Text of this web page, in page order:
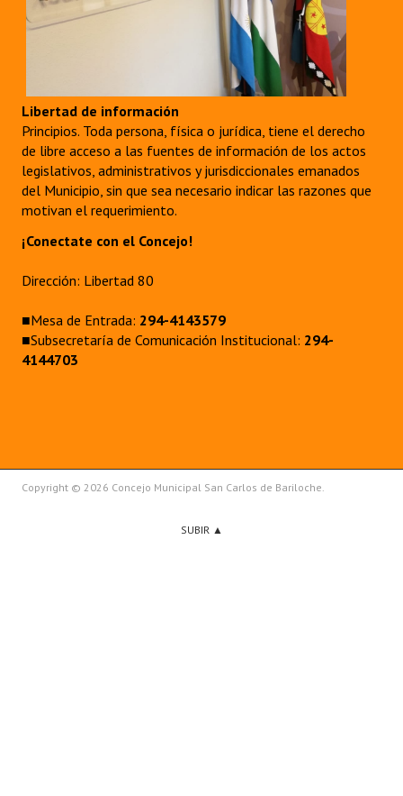
Libertad de información
Principios. Toda persona, física o jurídica, tiene el derecho
de libre acceso a las fuentes de información de los actos
legislativos, administrativos y jurisdiccionales emanados
del Municipio, sin que sea necesario indicar las razones que
motivan el requerimiento.
¡Conectate con el Concejo!
Dirección: Libertad 80
■Mesa de Entrada: 294-4143579
■Subsecretaría de Comunicación Institucional: 294-
4144703
Copyright © 2026 Concejo Municipal San Carlos de Bariloche.
SUBIR ▲